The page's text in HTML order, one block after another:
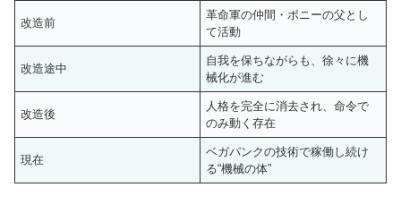
改造前
革命軍の仲間・ボニーの父とし
て活動
改造途中
自我を保ちながらも、徐々に機
械化が進む
改造後
人格を完全に消去され、命令で
のみ動く存在
現在
ベガパンクの技術で稼働し続け
る“機械の体”